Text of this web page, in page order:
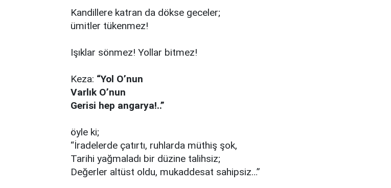
Kandillere katran da dökse geceler;
ümitler tükenmez!
Işıklar sönmez! Yollar bitmez!
Keza: “Yol O’nun
Varlık O’nun
Gerisi hep angarya!..”
öyle ki;
“İradelerde çatırtı, ruhlarda müthiş şok,
Tarihi yağmaladı bir düzine talihsiz;
Değerler altüst oldu, mukaddesat sahipsiz…”